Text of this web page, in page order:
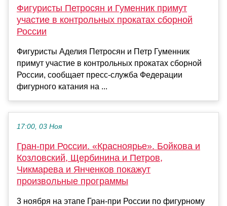
Фигуристы Петросян и Гуменник примут
участие в контрольных прокатах сборной
России
Фигуристы Аделия Петросян и Петр Гуменник
примут участие в контрольных прокатах сборной
России, сообщает пресс‑служба Федерации
фигурного катания на ...
17:00, 03 Ноя
Гран-при России. «Красноярье». Бойкова и
Козловский, Щербинина и Петров,
Чикмарева и Янченков покажут
произвольные программы
3 ноября на этапе Гран-при России по фигурному